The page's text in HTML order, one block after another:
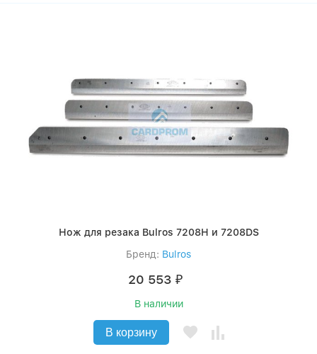
Нож для резака Bulros 7208H и 7208DS
Бренд: Bulros
20 553 ₽
В наличии
В корзину